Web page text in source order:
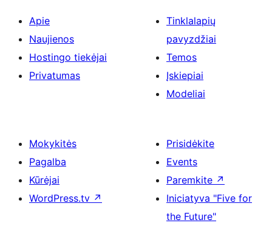
Apie
Naujienos
Hostingo tiekėjai
Privatumas
Tinklalapių
pavyzdžiai
Temos
Įskiepiai
Modeliai
Mokykitės
Pagalba
Kūrėjai
WordPress.tv ↗
Prisidėkite
Events
Paremkite ↗
Iniciatyva "Five for
the Future"